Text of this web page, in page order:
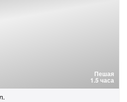
Пешая
1.5 часа